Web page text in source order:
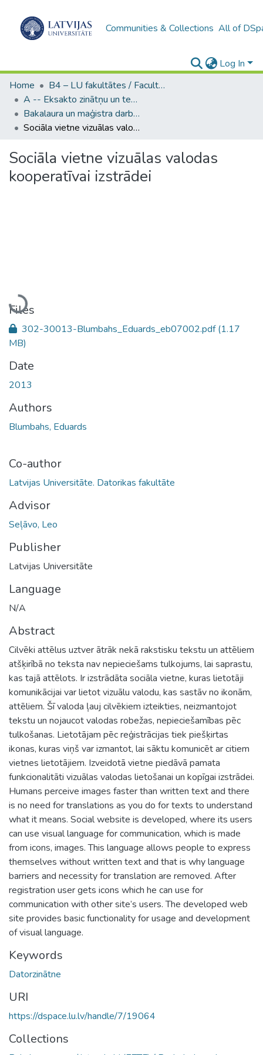
Communities & Collections All of
Log In
Home
B4 – LU fakultātes / Faculties of the UL
A -- Eksakto zinātņu un tehnoloģiju fakultāte / Faculty of Science and Technology
Bakalaura un maģistra darbi (EZTF) / Bachelor's and Master's theses
Sociāla vietne vizuālas valodas kooperatīvai izstrādei
Sociāla vietne vizuālas valodas
kooperatīvai izstrādei
Loading...
Files
302-30013-Blumbahs_Eduards_eb07002.pdf(1.17
MB)
Date
2013
Authors
Blumbahs, Eduards
Co-author
Latvijas Universitāte. Datorikas fakultāte
Advisor
Seļāvo, Leo
Publisher
Latvijas Universitāte
Language
N/A
Abstract
Cilvēki attēlus uztver ātrāk nekā rakstisku tekstu un attēliem
atšķirībā no teksta nav nepieciešams tulkojums, lai saprastu,
kas tajā attēlots. Ir izstrādāta sociāla vietne, kuras lietotāji
komunikācijai var lietot vizuālu valodu, kas sastāv no ikonām,
attēliem. Šī valoda ļauj cilvēkiem izteikties, neizmantojot
tekstu un nojaucot valodas robežas, nepieciešamības pēc
tulkošanas. Lietotājam pēc reģistrācijas tiek piešķirtas
ikonas, kuras viņš var izmantot, lai sāktu komunicēt ar citiem
vietnes lietotājiem. Izveidotā vietne piedāvā pamata
funkcionalitāti vizuālas valodas lietošanai un kopīgai izstrādei.
Humans perceive images faster than written text and there
is no need for translations as you do for texts to understand
what it means. Social website is developed, where its users
can use visual language for communication, which is made
from icons, images. This language allows people to express
themselves without written text and that is why language
barriers and necessity for translation are removed. After
registration user gets icons which he can use for
communication with other site’s users. The developed web
site provides basic functionality for usage and development
of visual language.
Keywords
Datorzinātne
URI
https://dspace.lu.lv/handle/7/19064
Collections